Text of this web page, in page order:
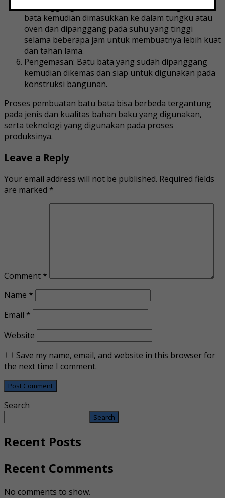
Pemanggangan: Setelah batu bata kering, batu
bata kemudian dimasukkan ke dalam tungku atau
oven dan dipanggang pada suhu yang tinggi
selama beberapa jam untuk membuatnya lebih kuat
dan tahan lama.
Pengemasan: Batu bata yang sudah dipanggang
kemudian dikemas dan siap untuk digunakan pada
konstruksi bangunan.
Proses pembuatan batu bata bisa berbeda tergantung
pada jenis dan kualitas bahan baku yang digunakan,
serta teknologi yang digunakan pada proses
produksinya.
Leave a Reply
Your email address will not be published. Required fields
are marked *
Comment *
Name *
Email *
Website
Save my name, email, and website in this browser for
the next time I comment.
Search
Search
Recent Posts
Recent Comments
No comments to show.